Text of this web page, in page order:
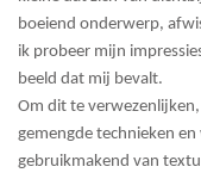
boeiend onderwerp,
ik probeer mijn
beeld dat mij bevalt.
Om dit te
gemengde technieken
gebruikmakend van